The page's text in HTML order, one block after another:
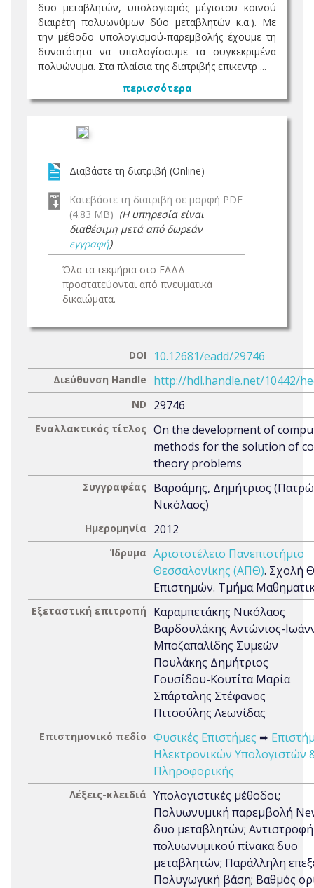
δυο μεταβλητών, υπολογισμός μέγιστου κοινού
διαιρέτη πολυωνύμων δύο μεταβλητών κ.α.). Με
την μέθοδο υπολογισμού-παρεμβολής έχουμε τη
δυνατότητα να υπολογίσουμε τα συγκεκριμένα
πολυώνυμα. Στα πλαίσια της διατριβής επικεντρ ...
περισσότερα
Διαβάστε τη διατριβή (Online)
Κατεβάστε τη διατριβή σε μορφή PDF
(4.83 MB) (Η υπηρεσία είναι
διαθέσιμη μετά από δωρεάν
εγγραφή)
Όλα τα τεκμήρια στο ΕΑΔΔ
προστατεύονται από πνευματικά
δικαιώματα.
DOI 10.12681/eadd/29746
Διεύθυνση Handle http://hdl.handle.net/10442/
ND 29746
Εναλλακτικός τίτλος On the development of
methods for the solution of
theory problems
Συγγραφέας Βαρσάμης, Δημήτριος
Νικόλαος)
Ημερομηνία 2012
Ίδρυμα Αριστοτέλειο Πανεπιστήμιο
Θεσσαλονίκης (ΑΠΘ). Σχολή
Επιστημών. Τμήμα
Εξεταστική επιτροπή
Καραμπετάκης Νικόλαος
Βαρδουλάκης Αντώνιος-
Μποζαπαλίδης Συμεών
Πουλάκης Δημήτριος
Γουσίδου-Κουτίτα Μαρία
Σπάρταλης Στέφανος
Πιτσούλης Λεωνίδας
Επιστημονικό πεδίο Φυσικές Επιστήμες ➨
Ηλεκτρονικών Υπολογιστών
Πληροφορικής
Λέξεις-κλειδιά Υπολογιστικές μέθοδοι;
Πολυωνυμική παρεμβολή
δυο μεταβλητών; Αντιστροφή
πολυωνυμικού πίνακα δυο
μεταβλητών; Παράλληλη
Πολυγωγική βάση; Βαθμός